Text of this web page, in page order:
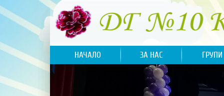
НАЧАЛО ЗА НАС ГРУПИ